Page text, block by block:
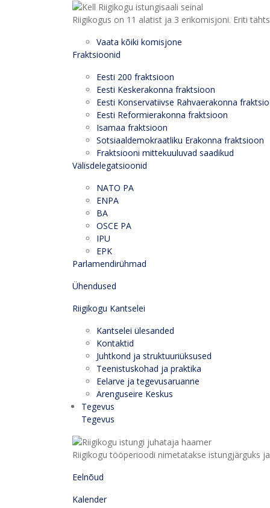
Riigikogus on 11 alatist ja 3 erikomisjoni. Eriti
Vaata kõiki komisjone
Fraktsioonid
Eesti 200 fraktsioon
Eesti Keskerakonna fraktsioon
Eesti Konservatiivse Rahvaerakonna
Eesti Reformierakonna fraktsioon
Isamaa fraktsioon
Sotsiaaldemokraatliku Erakonna fraktsioon
Fraktsiooni mittekuuluvad saadikud
Välisdelegatsioonid
NATO PA
ENPA
BA
OSCE PA
IPU
EPK
Parlamendirühmad
Ühendused
Riigikogu Kantselei
Kantselei ülesanded
Kontaktid
Juhtkond ja struktuuriüksused
Teenistuskohad ja praktika
Eelarve ja tegevusaruanne
Arenguseire Keskus
Tegevus
Tegevus
Riigikogu tööperioodi nimetatakse istungjärguks
Eelnõud
Kalender